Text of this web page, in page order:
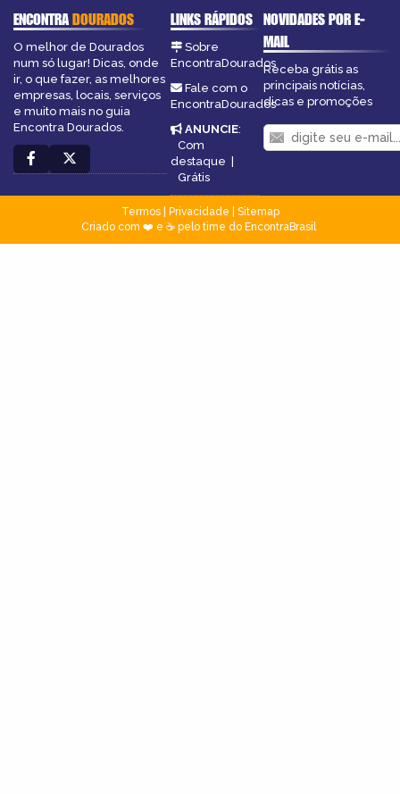
ENCONTRADOURADOS
O melhor de Dourados
num só lugar! Dicas, onde
ir, o que fazer, as melhores
empresas, locais, serviços
e muito mais no guia
Encontra Dourados.
LINKS RÁPIDOS
Sobre
EncontraDourados
Fale com o
EncontraDourados
ANUNCIE:
Com
destaque |
Grátis
NOVIDADES POR E-
MAIL
Receba grátis as
principais notícias,
dicas e promoções
Termos| Privacidade
Sitemap
Criado com ❤️ e ☕ pelo time do EncontraBrasil